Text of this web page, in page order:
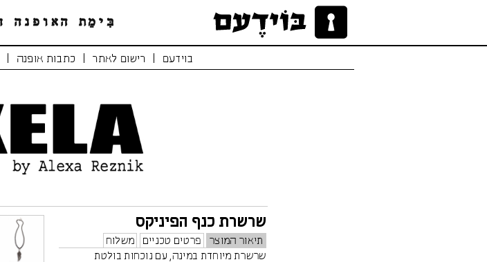
בוידעם רישום לאתר כתבות אופנה
שרשרת כנף הפיניקס
תיאור המוצר פרטים טכניים
משלוח
שרשרת מיוחדת במינה, עם נוכחות בולטת